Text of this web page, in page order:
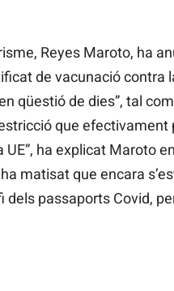
Reyes Maroto, ha
de vacunació contra
qüestió de dies”, tal
que efectivament
ha explicat Maroto
matisat que encara
dels passaports Covid,